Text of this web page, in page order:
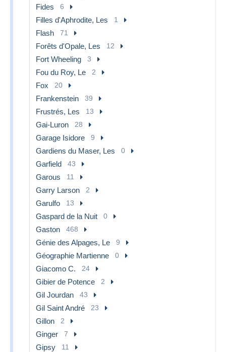
Fides 6
Filles d'Aphrodite, Les 1
Flash 71
Forêts d'Opale, Les 12
Fort Wheeling 3
Fou du Roy, Le 2
Fox 20
Frankenstein 39
Frustrés, Les 13
Gai-Luron 28
Garage Isidore 9
Gardiens du Maser, Les 0
Garfield 43
Garous 11
Garry Larson 2
Garulfo 13
Gaspard de la Nuit 0
Gaston 468
Génie des Alpages, Le 9
Géographie Martienne 0
Giacomo C. 24
Gibier de Potence 2
Gil Jourdan 43
Gil Saint André 23
Gillon 2
Ginger 7
Gipsy 11